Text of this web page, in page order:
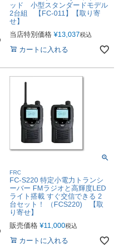
ッド 小型スタンダードモデル
2台組 【FC-011】【取り寄
せ】
当店特別価格 ¥13,037税込
カートに入れる
FRC
FC-S220 特定小電力トランシ
ーバー FMラジオと高輝度LED
ライト搭載 すぐ交信できる 2
台セット！ （FCS220) 【取
り寄せ】
販売価格 ¥11,000税込
カートに入れる